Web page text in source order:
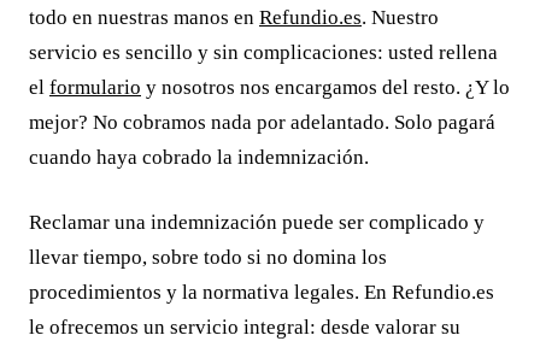
todo en nuestras manos en Refundio.es. Nuestro
servicio es sencillo y sin complicaciones: usted rellena
el formulario y nosotros nos encargamos del resto. ¿Y lo
mejor? No cobramos nada por adelantado. Solo pagará
cuando haya cobrado la indemnización.
Reclamar una indemnización puede ser complicado y
llevar tiempo, sobre todo si no domina los
procedimientos y la normativa legales. En Refundio.es
le ofrecemos un servicio integral: desde valorar su